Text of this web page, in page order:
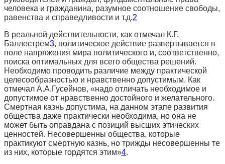
человека и гражданина, разумное соотношение свободы,
равенства и справедливости и т.д.2
В реальной действительности, как отмечал К.Г.
Баллестрем3, политическое действие развертывается в
поле напряжения мира политического и, соответственно,
поиска оптимальных для всего общества решений.
Необходимо проводить различие между практической
целесообразностью и нравственно допустимым. Как
отмечал А.А.Гусейнов, «надо отличать необходимое и
допустимое от нравственно достойного и желательного.
Смертная казнь допустима, на данном этапе развития
общества даже практически необходима, но она не
может быть оправдана с позиций высших этических
ценностей. Несовершенны общества, которые
практикуют смертную казнь, но трижды несовершенны те
из них, которые гордятся этим»4.